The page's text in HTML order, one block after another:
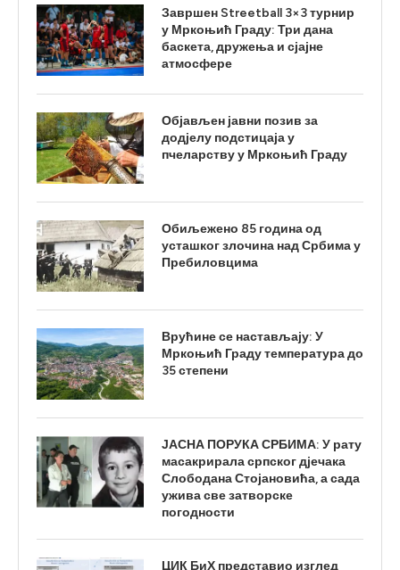
Завршен Streetball 3×3 турнир
у Мркоњић Граду: Три дана
баскета, дружења и сјајне
атмосфере
Објављен јавни позив за
додјелу подстицаја у
пчеларству у Мркоњић Граду
Обиљежено 85 година од
усташког злочина над Србима у
Пребиловцима
Врућине се настављају: У
Мркоњић Граду температура до
35 степени
ЈАСНА ПОРУКА СРБИМА: У рату
масакрирала српског дјечака
Слободана Стојановића, а сада
ужива све затворске
погодности
ЦИК БиХ представио изглед